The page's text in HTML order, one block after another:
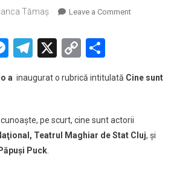
Tămaș Leave a Commenton
(XII)
Buluga
Messenger
Telegram
X Copy
a inaugurat o rubrică intitulată Cine sunt
pe scurt, cine sunt actorii
Teatrul Maghiar de Stat Cluj, şi
Puck.